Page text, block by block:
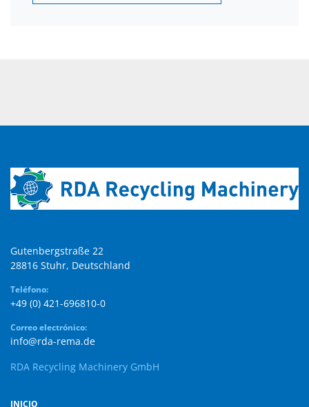
Gutenbergstraße 22
28816 Stuhr, Deutschland
Teléfono:
+49 (0) 421-696810-0
Correo electrónico:
info@rda-rema.de
RDA Recycling Machinery GmbH
INICIO